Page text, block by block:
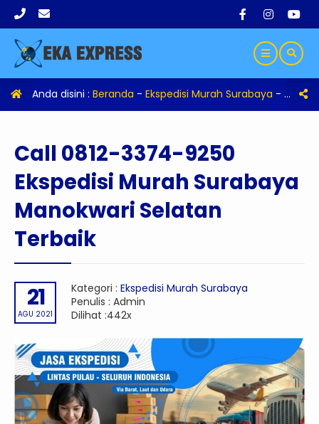
Anda disini : Beranda - Ekspedisi Murah Surabaya - Call
Call 0812-3374-9250
Ekspedisi Murah Surabaya
Manokwari Selatan
Terbaik
21
AGU 2021
Kategori : Ekspedisi Murah Surabaya
Penulis : Admin
Dilihat :442x